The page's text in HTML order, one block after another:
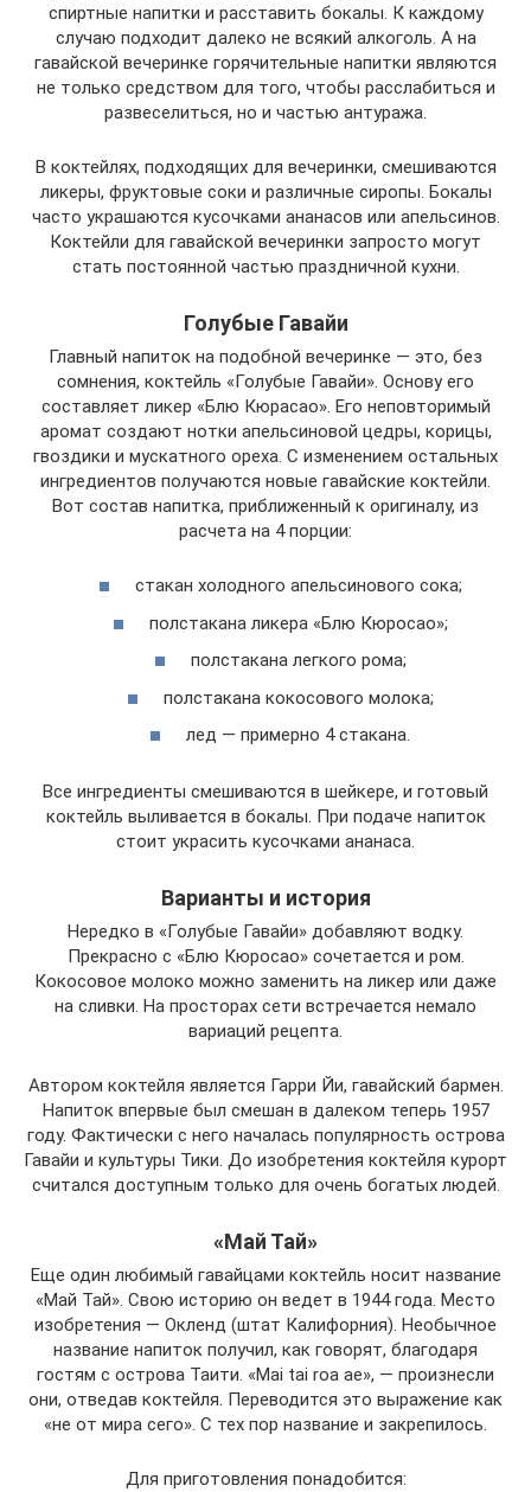
спиртные напитки и расставить бокалы. К каждому
случаю подходит далеко не всякий алкоголь. А на
гавайской вечеринке горячительные напитки являются
не только средством для того, чтобы расслабиться и
развеселиться, но и частью антуража.
В коктейлях, подходящих для вечеринки, смешиваются
ликеры, фруктовые соки и различные сиропы. Бокалы
часто украшаются кусочками ананасов или апельсинов.
Коктейли для гавайской вечеринки запросто могут
стать постоянной частью праздничной кухни.
Голубые Гавайи
Главный напиток на подобной вечеринке — это, без
сомнения, коктейль «Голубые Гавайи». Основу его
составляет ликер «Блю Кюрасао». Его неповторимый
аромат создают нотки апельсиновой цедры, корицы,
гвоздики и мускатного ореха. С изменением остальных
ингредиентов получаются новые гавайские коктейли.
Вот состав напитка, приближенный к оригиналу, из
расчета на 4 порции:
стакан холодного апельсинового сока;
полстакана ликера «Блю Кюросао»;
полстакана легкого рома;
полстакана кокосового молока;
лед — примерно 4 стакана.
Все ингредиенты смешиваются в шейкере, и готовый
коктейль выливается в бокалы. При подаче напиток
стоит украсить кусочками ананаса.
Варианты и история
Нередко в «Голубые Гавайи» добавляют водку.
Прекрасно с «Блю Кюросао» сочетается и ром.
Кокосовое молоко можно заменить на ликер или даже
на сливки. На просторах сети встречается немало
вариаций рецепта.
Автором коктейля является Гарри Йи, гавайский бармен.
Напиток впервые был смешан в далеком теперь 1957
году. Фактически с него началась популярность острова
Гавайи и культуры Тики. До изобретения коктейля курорт
считался доступным только для очень богатых людей.
«Май Тай»
Еще один любимый гавайцами коктейль носит название
«Май Тай». Свою историю он ведет в 1944 года. Место
изобретения — Окленд (штат Калифорния). Необычное
название напиток получил, как говорят, благодаря
гостям с острова Таити. «Mai tai roa ae», — произнесли
они, отведав коктейля. Переводится это выражение как
«не от мира сего». С тех пор название и закрепилось.
Для приготовления понадобится: